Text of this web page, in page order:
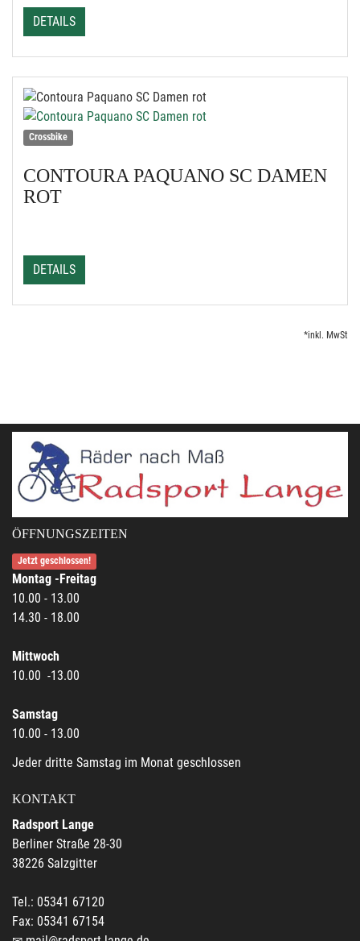
DETAILS
Crossbike
CONTOURA PAQUANO SC DAMEN
ROT
DETAILS
*inkl. MwSt
ÖFFNUNGSZEITEN
Jetzt geschlossen!
Montag -Freitag
10.00 - 13.00
14.30 - 18.00
Mittwoch
10.00 -13.00
Samstag
10.00 - 13.00
Jeder dritte Samstag im Monat geschlossen
KONTAKT
Radsport Lange
Berliner Straße 28-30
38226 Salzgitter
Tel.: 05341 67120
Fax: 05341 67154